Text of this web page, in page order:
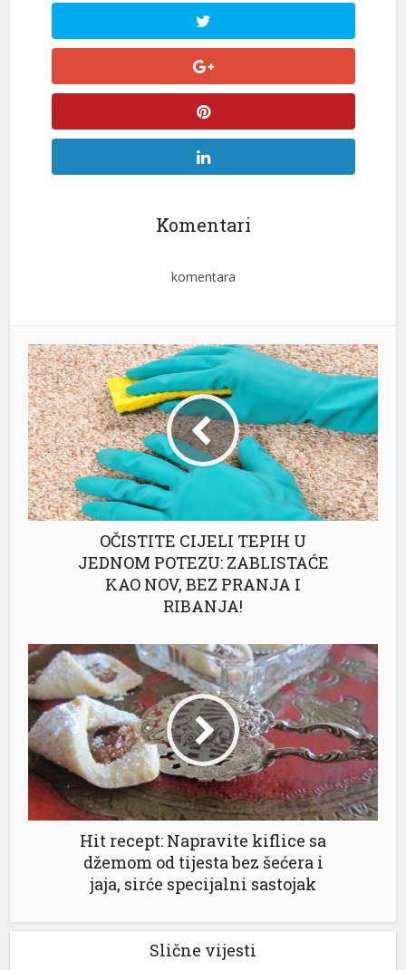
Komentari
komentara
OČISTITE CIJELI TEPIH U
JEDNOM POTEZU: ZABLISTAĆE
KAO NOV, BEZ PRANJA I
RIBANJA!
Hit recept: Napravite kiflice sa
džemom od tijesta bez šećera i
jaja, sirće specijalni sastojak
Slične vijesti